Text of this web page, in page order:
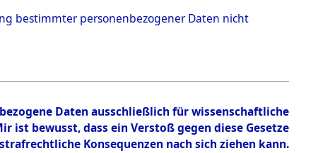
bestimmter personenbezogener Daten nicht
Daten ausschließlich für wissenschaftliche
ist bewusst, dass ein Verstoß gegen diese Gesetze
Konsequenzen nach sich ziehen kann.